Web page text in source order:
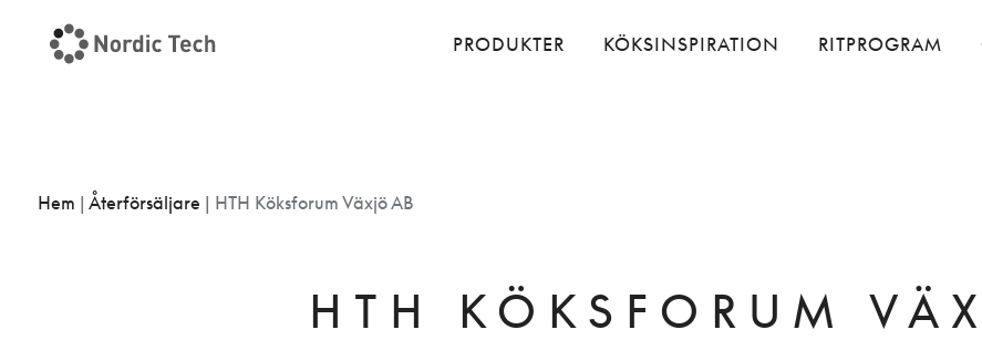
PRODUKTER KÖKSINSPIRATION RITPROGRAM
Hem | Återförsäljare | HTH Köksforum Växjö AB
HTH KÖKSFORUM